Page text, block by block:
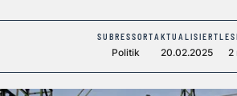
SUBRESSORT
Politik
AKTUALISIERT
20.02.2025 2